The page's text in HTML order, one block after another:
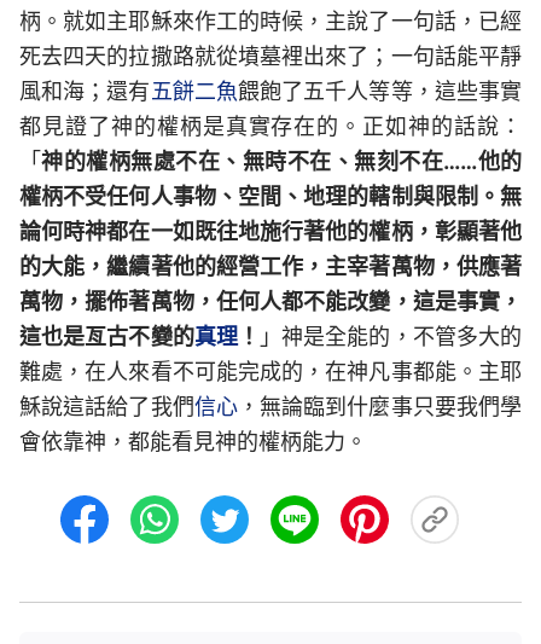
柄。就如主耶穌來作工的時候，主說了一句話，已經
死去四天的拉撒路就從墳墓裡出來了；一句話能平靜
風和海；還有五餅二魚餵飽了五千人等等，這些事實
都見證了神的權柄是真實存在的。正如神的話說：
「神的權柄無處不在、無時不在、無刻不在……他的
權柄不受任何人事物、空間、地理的轄制與限制。無
論何時神都在一如既往地施行著他的權柄，彰顯著他
的大能，繼續著他的經營工作，主宰著萬物，供應著
萬物，擺佈著萬物，任何人都不能改變，這是事實，
這也是亙古不變的真理！ 」神是全能的，不管多大的
難處，在人來看不可能完成的，在神凡事都能。主耶
穌說這話給了我們信心，無論臨到什麼事只要我們學
會依靠神，都能看見神的權柄能力。